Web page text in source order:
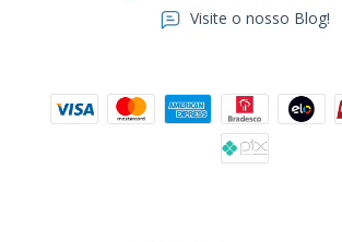
Visite o nosso Blog!